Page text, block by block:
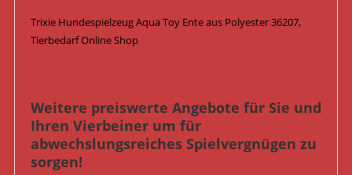
Trixie Hundespielzeug Aqua Toy Ente aus Polyester 36207,
Tierbedarf Online Shop
Weitere preiswerte Angebote für Sie und
Ihren Vierbeiner um für
abwechslungsreiches Spielvergnügen zu
sorgen!